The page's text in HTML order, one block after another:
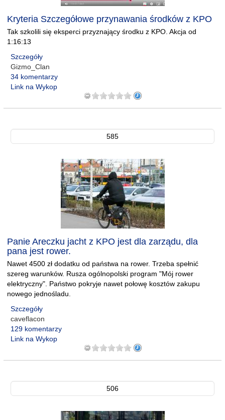
Kryteria Szczegółowe przynawania środków z KPO
Tak szkolili się eksperci przyznający środku z KPO. Akcja od
1:16:13
Szczegóły
Gizmo_Clan
34 komentarzy
Link na Wykop
585
Panie Areczku jacht z KPO jest dla zarządu, dla
pana jest rower.
Nawet 4500 zł dodatku od państwa na rower. Trzeba spełnić
szereg warunków. Rusza ogólnopolski program "Mój rower
elektryczny". Państwo pokryje nawet połowę kosztów zakupu
nowego jednośladu.
Szczegóły
caveflacon
129 komentarzy
Link na Wykop
506